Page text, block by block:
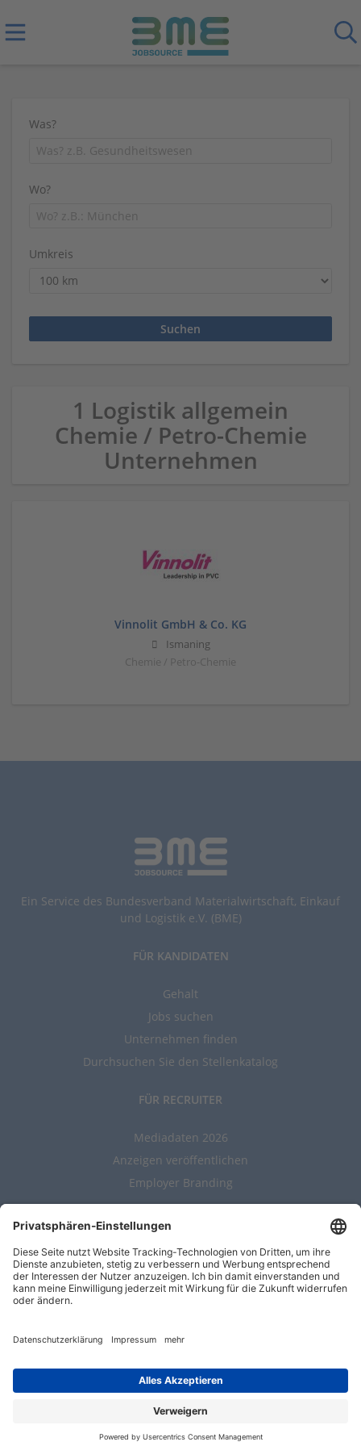
Was?
Wo?
Umkreis
1 Logistik allgemein
Chemie / Petro-Chemie
Unternehmen
Vinnolit GmbH & Co. KG
Ismaning
Chemie / Petro-Chemie
Ein Service des Bundesverband Materialwirtschaft, Einkauf
und Logistik e.V. (BME)
FÜR KANDIDATEN
Gehalt
Jobs suchen
Unternehmen finden
Durchsuchen Sie den Stellenkatalog
FÜR RECRUITER
Mediadaten 2026
Anzeigen veröffentlichen
Employer Branding
ALLGEMEIN
Kontakt
AGBs
Entwickelt durchJobiqo